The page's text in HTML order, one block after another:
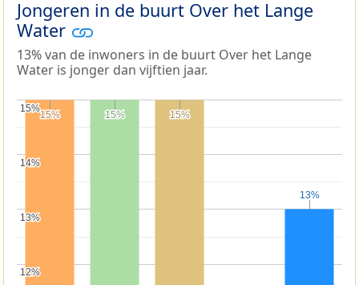
Jongeren in de buurt Over het Lange
Water
13% van de inwoners in de buurt Over het Lange
Water is jonger dan vijftien jaar.
12%
12%
13%
13%
14%
14%
15%
15%
15%
15% 15%
15% 15%
15%
13%
13%